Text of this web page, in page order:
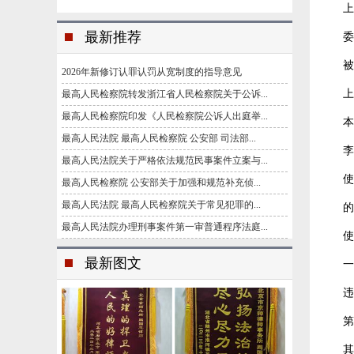
最新推荐
2026年新修订认罪认罚从宽制度的指导意见
最高人民检察院转发浙江省人民检察院关于公诉...
最高人民检察院印发《人民检察院公诉人出庭举...
最高人民法院 最高人民检察院 公安部 司法部...
最高人民法院关于严格依法规范民事案件立案与...
最高人民检察院 公安部关于加强和规范补充侦...
最高人民法院 最高人民检察院关于常见犯罪的...
最高人民法院办理刑事案件第一审普通程序法庭...
最新图文